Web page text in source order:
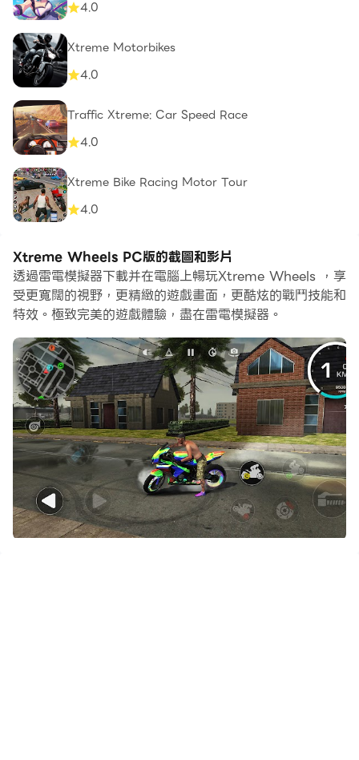
4.0
Xtreme Motorbikes
4.0
Traffic Xtreme: Car Speed Race
4.0
Xtreme Bike Racing Motor Tour
4.0
Xtreme Wheels PC版的截圖和影片
透過雷電模擬器下載并在電腦上暢玩Xtreme Wheels ，享
受更寬闊的視野，更精緻的遊戲畫面，更酷炫的戰鬥技能和
特效。極致完美的遊戲體驗，盡在雷電模擬器。